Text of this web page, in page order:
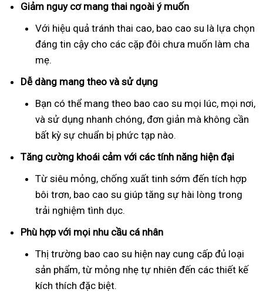
Giảm nguy cơ mang thai ngoài ý muốn
Với hiệu quả tránh thai cao, bao cao su là lựa chọn
đáng tin cậy cho các cặp đôi chưa muốn làm cha
mẹ.
Dễ dàng mang theo và sử dụng
Bạn có thể mang theo bao cao su mọi lúc, mọi nơi,
và sử dụng nhanh chóng, đơn giản mà không cần
bất kỳ sự chuẩn bị phức tạp nào.
Tăng cường khoái cảm với các tính năng hiện đại
Từ siêu mỏng, chống xuất tinh sớm đến tích hợp
bôi trơn, bao cao su giúp tăng sự hài lòng trong
trải nghiệm tình dục.
Phù hợp với mọi nhu cầu cá nhân
Thị trường bao cao su hiện nay cung cấp đủ loại
sản phẩm, từ mỏng nhẹ tự nhiên đến các thiết kế
kích thích đặc biệt.